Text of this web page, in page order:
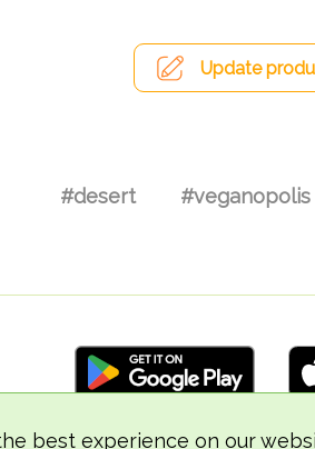
best experience on our
Update
#desert #veganopolis